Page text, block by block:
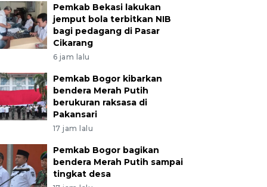
Pemkab Bekasi lakukan
jemput bola terbitkan NIB
bagi pedagang di Pasar
Cikarang
6 jam lalu
Pemkab Bogor kibarkan
bendera Merah Putih
berukuran raksasa di
Pakansari
17 jam lalu
Pemkab Bogor bagikan
bendera Merah Putih sampai
tingkat desa